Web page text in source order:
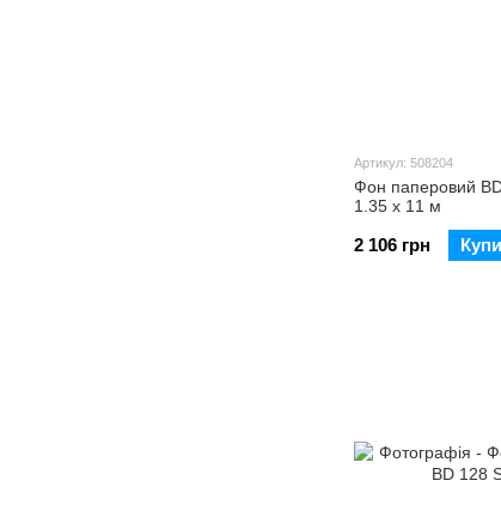
Артикул: 508204
Фон паперовий
1.35 х 11 м
2 106 грн